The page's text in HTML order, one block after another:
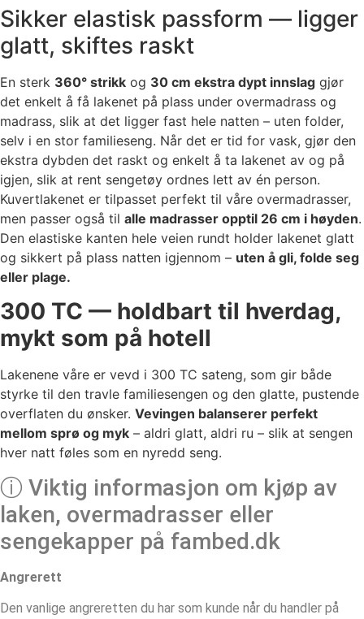
Sikker elastisk passform — ligger
glatt, skiftes raskt
En sterk 360° strikk og 30 cm ekstra dypt innslag gjør
det enkelt å få lakenet på plass under overmadrass og
madrass, slik at det ligger fast hele natten – uten folder,
selv i en stor familieseng. Når det er tid for vask, gjør den
ekstra dybden det raskt og enkelt å ta lakenet av og på
igjen, slik at rent sengetøy ordnes lett av én person.
Kuvertlakenet er tilpasset perfekt til våre overmadrasser,
men passer også til alle madrasser opptil 26 cm i høyden.
Den elastiske kanten hele veien rundt holder lakenet glatt
og sikkert på plass natten igjennom – uten å gli, folde seg
eller plage.
300 TC — holdbart til hverdag,
mykt som på hotell
Lakenene våre er vevd i 300 TC sateng, som gir både
styrke til den travle familiesengen og den glatte, pustende
overflaten du ønsker. Vevingen balanserer perfekt
mellom sprø og myk – aldri glatt, aldri ru – slik at sengen
hver natt føles som en nyredd seng.
ⓘ Viktig informasjon om kjøp av
laken, overmadrasser eller
sengekapper på fambed.dk
Angrerett
Den vanlige angreretten du har som kunde når du handler på